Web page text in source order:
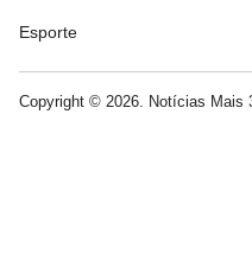
Esporte
Copyright © 2026. Notícias Mais